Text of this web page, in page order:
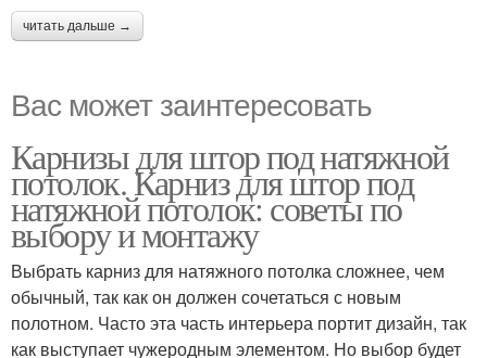
читать дальше →
Вас может заинтересовать
Карнизы для штор под натяжной
потолок. Карниз для штор под
натяжной потолок: советы по
выбору и монтажу
Выбрать карниз для натяжного потолка сложнее, чем
обычный, так как он должен сочетаться с новым
полотном. Часто эта часть интерьера портит дизайн, так
как выступает чужеродным элементом. Но выбор будет